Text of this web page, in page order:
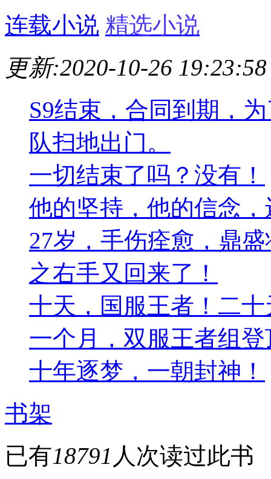
连载小说 精选小说
更新:2020-10-26 19:23:58
S9结束，合同到期，
队扫地出门。
一切结束了吗？没有！
他的坚持，他的信念
27岁，手伤痊愈，鼎
之右手又回来了！
十天，国服王者！二
一个月，双服王者组登
十年逐梦，一朝封神！
书架
已有18791 人次读过此书